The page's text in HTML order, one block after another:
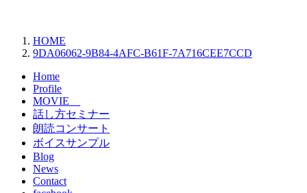
HOME
9DA06062-9B84-4AFC-B61F-7A716CEE7CCD
Home
Profile
MOVIE
話し方セミナー
朗読コンサート
ボイスサンプル
Blog
News
Contact